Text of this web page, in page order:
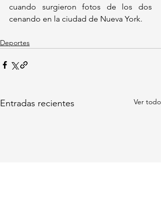
cuando surgieron fotos de los dos
cenando en la ciudad de Nueva York.
Deportes
Entradas recientes Ver todo